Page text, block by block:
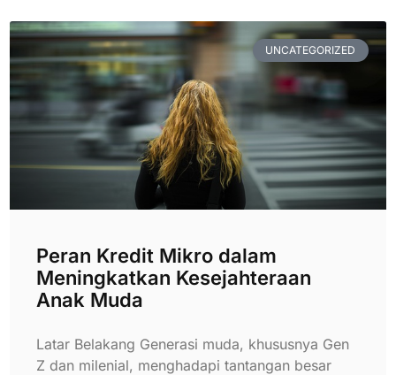
UNCATEGORIZED
Peran Kredit Mikro dalam
Meningkatkan Kesejahteraan
Anak Muda
Latar Belakang Generasi muda, khususnya Gen
Z dan milenial, menghadapi tantangan besar